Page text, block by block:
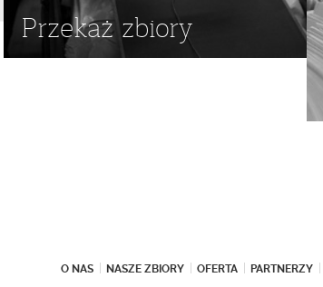
Przekaż zbiory
O NAS NASZE ZBIORY OFERTA PARTNERZY